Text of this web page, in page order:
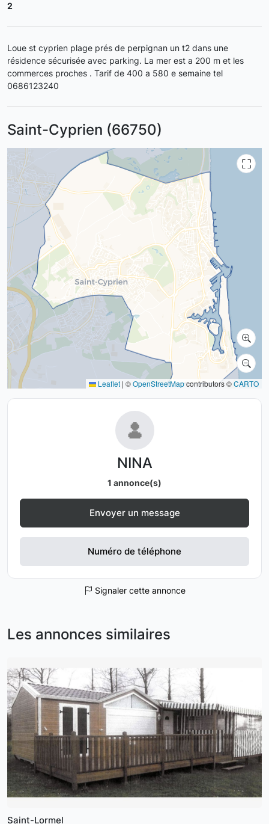
2
Loue st cyprien plage prés de perpignan un t2 dans une
résidence sécurisée avec parking. La mer est a 200 m et les
commerces proches . Tarif de 400 a 580 e semaine tel
0686123240
Saint-Cyprien (66750)
Leaflet | ©OpenStreetMapcontributors ©CARTO
NINA
1 annonce(s)
Envoyer un message
Numéro de téléphone
Signaler cette annonce
Les annonces similaires
Saint-Lormel